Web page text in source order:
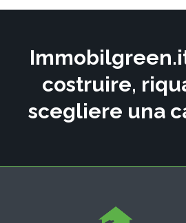
costruire,
scegliere una